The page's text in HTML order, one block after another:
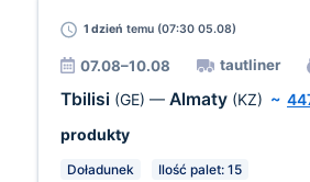
1 dzień temu (07:30 05.08)
07.08–10.08 tautliner
Tbilisi (GE) — Almaty (KZ) ~
produkty
Doładunek Ilość palet: 15